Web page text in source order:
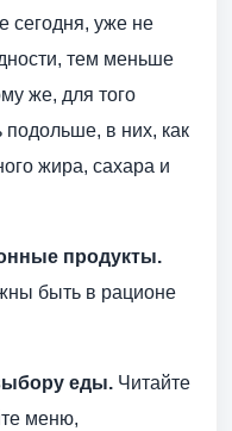
сегодня, уже не
тем меньше
же, для того
подольше, в них, как
жира, сахара и
продукты.
быть в рационе
еды. Читайте
меню,